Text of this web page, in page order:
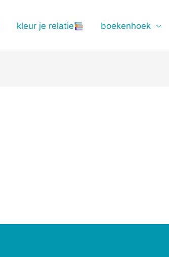
kleur je relatie boekenhoek